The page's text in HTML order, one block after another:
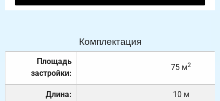
Комплектация
Площадь
застройки:
75 м2
Длина: 10 м